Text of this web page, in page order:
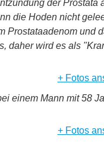
der Prostata
die Hoden nicht
Prostataadenom und
daher wird es als
+ Fotos
einem Mann mit 58
+ Fotos